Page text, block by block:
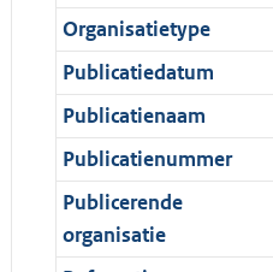
Organisatietype
Publicatiedatum
Publicatienaam
Publicatienummer
Publicerende
organisatie